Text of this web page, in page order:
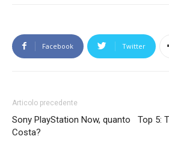
Facebook Twitter
Articolo precedente
Sony PlayStation Now, quanto
Costa?
Top 5: